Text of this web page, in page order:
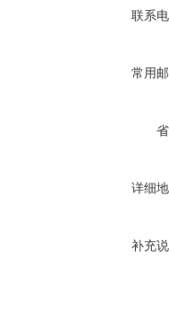
联系
常用
详细
补充